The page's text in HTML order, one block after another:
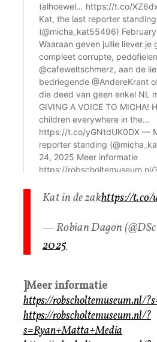
Kat in de zakhttps://
— Robian Dagon
2025
]Meer informatie
https://robscholtemuseum.nl/
https://robscholtemuseum.nl/?
s=Ryan+Matta+Media